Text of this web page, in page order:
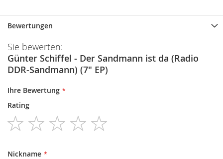
Bewertungen
Sie bewerten:
Günter Schiffel - Der Sandmann ist da (Radio
DDR-Sandmann) (7" EP)
Ihre Bewertung
Rating
1
star
2
stars
3
stars
4
stars
Nickname